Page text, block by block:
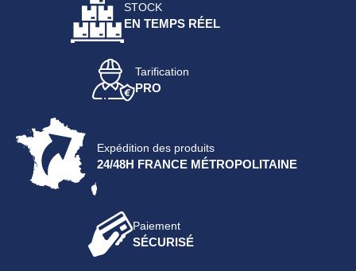
compte
Mon
Contact
STOCK
EN TEMPS RÉEL
Tarification
PRO
Expédition des produits
24/48H FRANCE MÉTROPOLITAINE
Paiement
SÉCURISÉ